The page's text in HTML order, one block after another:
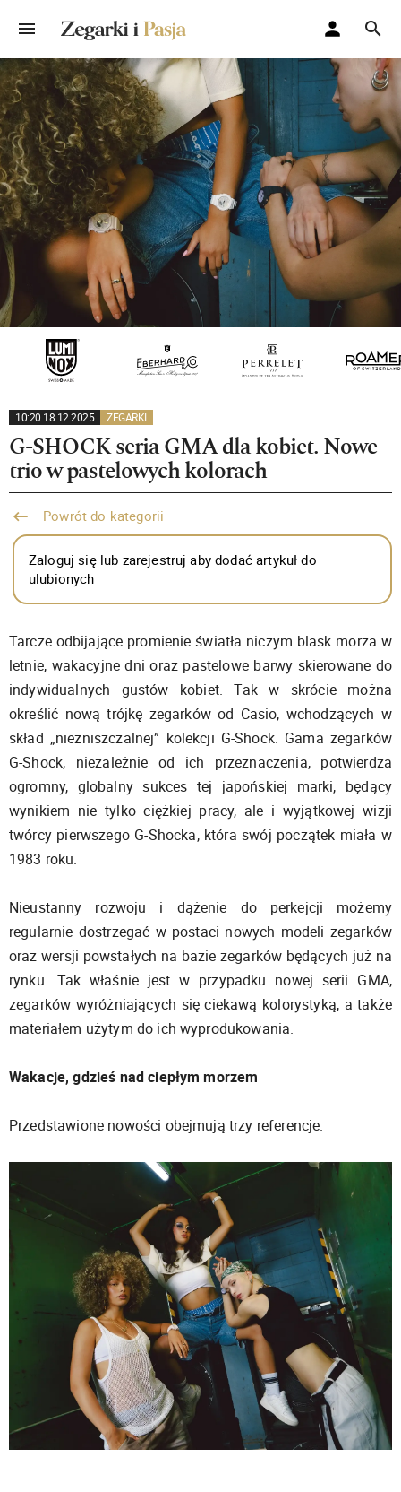
10:20 18.12.2025 ZEGARKI
G-SHOCK seria GMA dla kobiet. Nowe
trio w pastelowych kolorach
Powrót do kategorii
Zaloguj się lub zarejestruj aby dodać artykuł do
ulubionych
Tarcze odbijające promienie światła niczym blask morza w
letnie, wakacyjne dni oraz pastelowe barwy skierowane do
indywidualnych gustów kobiet. Tak w skrócie można
określić nową trójkę zegarków od Casio, wchodzących w
skład „niezniszczalnej” kolekcji G-Shock. Gama zegarków
G-Shock, niezależnie od ich przeznaczenia, potwierdza
ogromny, globalny sukces tej japońskiej marki, będący
wynikiem nie tylko ciężkiej pracy, ale i wyjątkowej wizji
twórcy pierwszego G-Shocka, która swój początek miała w
1983 roku.
Nieustanny rozwoju i dążenie do perkejcji możemy
regularnie dostrzegać w postaci nowych modeli zegarków
oraz wersji powstałych na bazie zegarków będących już na
rynku. Tak właśnie jest w przypadku nowej serii GMA,
zegarków wyróżniających się ciekawą kolorystyką, a także
materiałem użytym do ich wyprodukowania.
Wakacje, gdzieś nad ciepłym morzem
Przedstawione nowości obejmują trzy referencje.